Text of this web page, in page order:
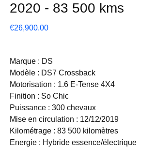
2020 - 83 500 kms
€26,900.00Price
Marque : DS
Modèle : DS7 Crossback
Motorisation : 1.6 E-Tense 4X4
Finition : So Chic
Puissance : 300 chevaux
Mise en circulation : 12/12/2019
Kilométrage : 83 500 kilomètres
Energie : Hybride essence/électrique